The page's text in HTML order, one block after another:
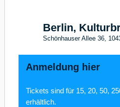
Berlin,
Schönhauser Allee 36,
Anmeldung hier
Tickets sind für 15, 20, 50,
erhältlich.